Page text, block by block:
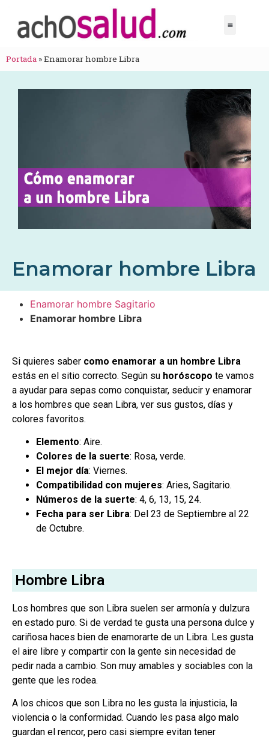
Portada »Enamorar hombre Libra
Enamorar hombre Libra
Enamorar hombre Sagitario
Enamorar hombre Libra
Si quieres saber como enamorar a un hombre Libra
estás en el sitio correcto. Según su horóscopo te vamos
a ayudar para sepas como conquistar, seducir y enamorar
a los hombres que sean Libra, ver sus gustos, días y
colores favoritos.
Elemento: Aire.
Colores de la suerte: Rosa, verde.
El mejor día: Viernes.
Compatibilidad con mujeres: Aries, Sagitario.
Números de la suerte: 4, 6, 13, 15, 24.
Fecha para ser Libra: Del 23 de Septiembre al 22
de Octubre.
Hombre Libra
Los hombres que son Libra suelen ser armonía y dulzura
en estado puro. Si de verdad te gusta una persona dulce y
cariñosa haces bien de enamorarte de un Libra. Les gusta
el aire libre y compartir con la gente sin necesidad de
pedir nada a cambio. Son muy amables y sociables con la
gente que les rodea.
A los chicos que son Libra no les gusta la injusticia, la
violencia o la conformidad. Cuando les pasa algo malo
guardan el rencor, pero casi siempre evitan tener